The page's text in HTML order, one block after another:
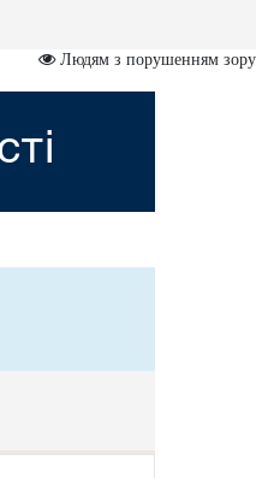
Людям з порушенням зору